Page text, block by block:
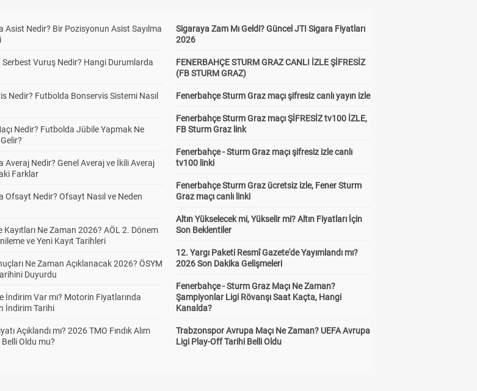
Asist Nedir? Bir Pozisyonun Asist Sayılma
Serbest Vuruş Nedir? Hangi Durumlarda
Nedir? Futbolda Bonservis Sistemi Nasıl
Nedir? Futbolda Jübile Yapmak Ne
Averaj Nedir? Genel Averaj ve İkili Averaj
Farklar
Ofsayt Nedir? Ofsayt Nasıl ve Neden
Kayıtları Ne Zaman 2026? AÖL 2. Dönem
ve Yeni Kayıt Tarihleri
Ne Zaman Açıklanacak 2026? ÖSYM
Duyurdu
İndirim Var mı? Motorin Fiyatlarında
İndirim Tarihi
Açıklandı mı? 2026 TMO Fındık Alım
Belli Oldu mu?
Sigaraya Zam Mı Geldi? Güncel JTI Sigara Fiyatları
2026
FENERBAHÇE STURM GRAZ CANLI İZLE ŞİFRESİZ
(FB STURM GRAZ)
Fenerbahçe Sturm Graz maçı şifresiz canlı yayın izle
Fenerbahçe Sturm Graz maçı ŞİFRESİZ tv100 İZLE,
FB Sturm Graz link
Fenerbahçe - Sturm Graz maçı şifresiz izle canlı
tv100 linki
Fenerbahçe Sturm Graz ücretsiz izle, Fener Sturm
Graz maçı canlı linki
Altın Yükselecek mi, Yükselir mi? Altın Fiyatları İçin
Son Beklentiler
12. Yargı Paketi Resmî Gazete'de Yayımlandı mı?
2026 Son Dakika Gelişmeleri
Fenerbahçe - Sturm Graz Maçı Ne Zaman?
Şampiyonlar Ligi Rövanşı Saat Kaçta, Hangi
Kanalda?
Trabzonspor Avrupa Maçı Ne Zaman? UEFA Avrupa
Ligi Play-Off Tarihi Belli Oldu